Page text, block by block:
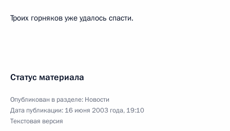
Троих горняков уже удалось спасти.
Статус материала
Опубликован в разделе: Новости
Дата публикации: 16 июня 2003 года, 19:10
Текстовая версия